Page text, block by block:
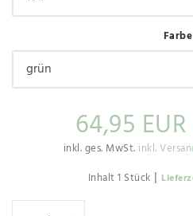
Farbe
64,95 EUR
inkl. ges. MwSt. inkl.
Inhalt1 Stück |